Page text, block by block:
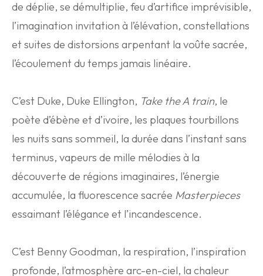
de déplie, se démultiplie, feu d’artifice imprévisible,
l’imagination invitation à l’élévation, constellations
et suites de distorsions arpentant la voûte sacrée,
l’écoulement du temps jamais linéaire.
C’est Duke, Duke Ellington, Take the A train, le
poète d’ébène et d’ivoire, les plaques tourbillons
les nuits sans sommeil, la durée dans l’instant sans
terminus, vapeurs de mille mélodies à la
découverte de régions imaginaires, l’énergie
accumulée, la fluorescence sacrée Masterpieces
essaimant l’élégance et l’incandescence.
C’est Benny Goodman, la respiration, l’inspiration
profonde, l’atmosphère arc-en-ciel, la chaleur